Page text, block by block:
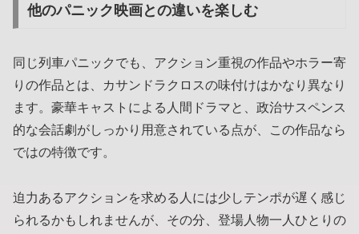
他のパニック映画との違いを楽しむ
同じ列車パニックでも、アクション重視の作品やホラー寄
りの作品とは、カサンドラクロスの味付けはかなり異なり
ます。豪華キャストによる人間ドラマと、政治サスペンス
的な会話劇がしっかり用意されている点が、この作品なら
ではの特徴です。
迫力あるアクションを求める人には少しテンポが遅く感じ
られるかもしれませんが、その分、登場人物一人ひとりの